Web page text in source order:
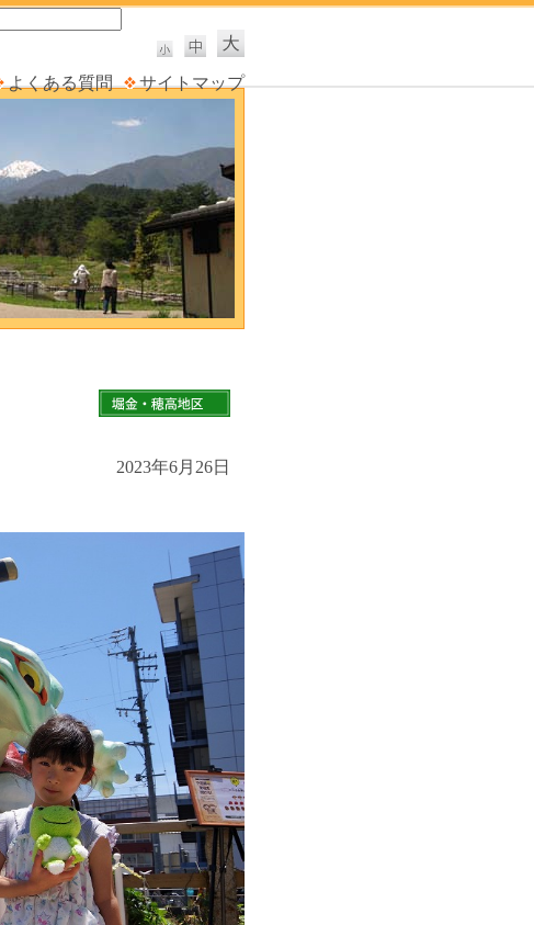
よくある質問 サイトマップ
2023年6月26日